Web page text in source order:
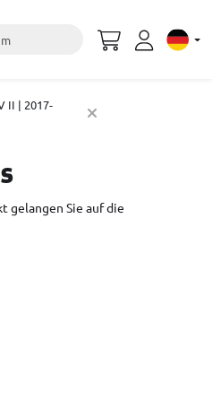
Select
II | 2017-
gelangen Sie auf die